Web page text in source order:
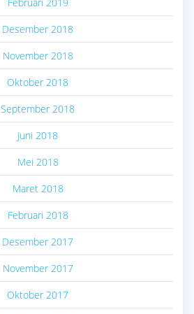
Desember 2018
November 2018
Oktober 2018
September 2018
Juni 2018
Mei 2018
Maret 2018
Februari 2018
Desember 2017
November 2017
Oktober 2017